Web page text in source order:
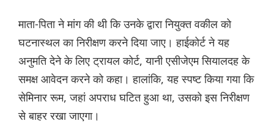
माता-पिता ने मांग की थी कि उनके द्वारा नियुक्त वकील को
घटनास्थल का निरीक्षण करने दिया जाए। हाईकोर्ट ने यह
अनुमति देने के लिए ट्रायल कोर्ट, यानी एसीजेएम सियालदह के
समक्ष आवेदन करने को कहा। हालांकि, यह स्पष्ट किया गया कि
सेमिनार रूम, जहां अपराध घटित हुआ था, उसको इस निरीक्षण
से बाहर रखा जाएगा।